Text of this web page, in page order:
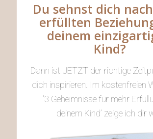
Du sehnst dich
erfüllten
deinem
Kind?
Dann ist JETZT der richtige
dich inspirieren. Im kostenfreien
‘3 Geheimnisse für mehr
deinem Kind’ zeige ich dir